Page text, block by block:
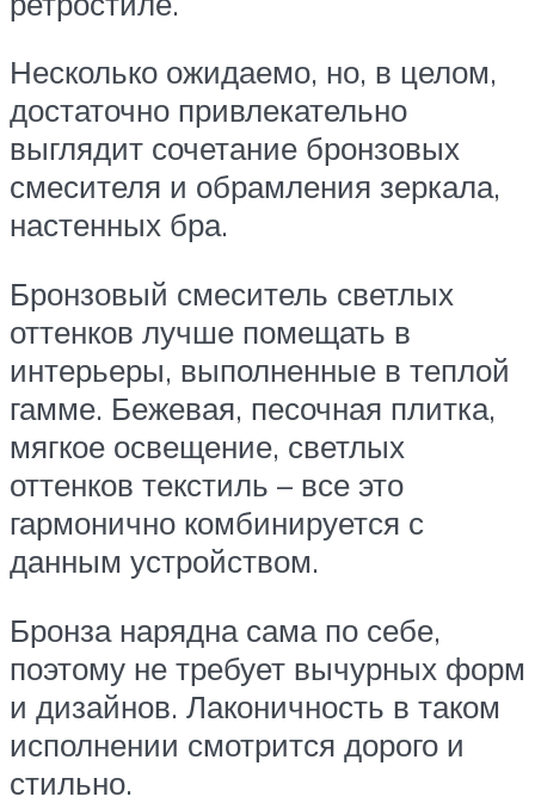
Несколько ожидаемо, но, в целом,
достаточно привлекательно
выглядит сочетание бронзовых
смесителя и обрамления зеркала,
настенных бра.
Бронзовый смеситель светлых
оттенков лучше помещать в
интерьеры, выполненные в теплой
гамме. Бежевая, песочная плитка,
мягкое освещение, светлых
оттенков текстиль – все это
гармонично комбинируется с
данным устройством.
Бронза нарядна сама по себе,
поэтому не требует вычурных форм
и дизайнов. Лаконичность в таком
исполнении смотрится дорого и
стильно.